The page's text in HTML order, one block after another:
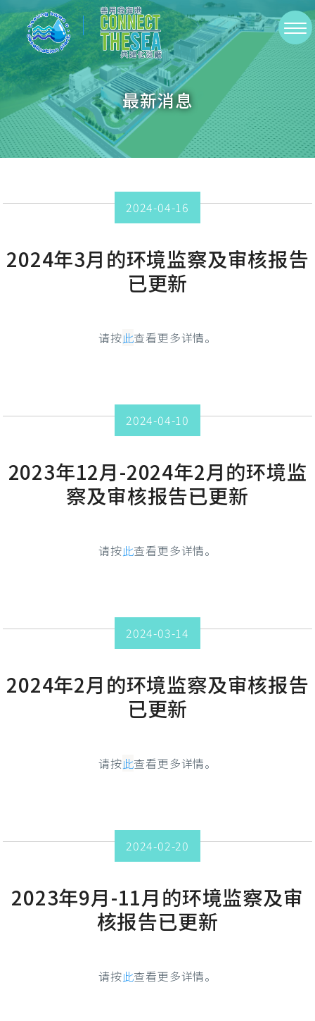
Skip
to
main
content
切
換
選
單
最新消息
2024-04-16
2024年3月的环境监察及审核报告
已更新
请按此查看更多详情。
2024-04-10
2023年12月-2024年2月的环境监
察及审核报告已更新
请按此查看更多详情。
2024-03-14
2024年2月的环境监察及审核报告
已更新
请按此查看更多详情。
2024-02-20
2023年9月-11月的环境监察及审
核报告已更新
请按此查看更多详情。